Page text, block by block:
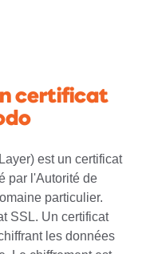
certificat
est un certificat
par l'Autorité de
particulier.
SSL. Un certificat
les données